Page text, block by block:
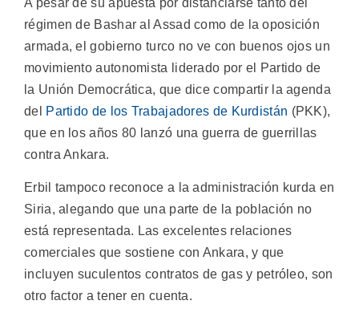
régimen de Bashar al Assad como de la oposición
armada, el gobierno turco no ve con buenos ojos un
movimiento autonomista liderado por el Partido de
la Unión Democrática, que dice compartir la agenda
del
Partido de los Trabajadores de Kurdistán (PKK),
que en los años 80 lanzó una guerra de guerrillas
contra Ankara.
Erbil tampoco reconoce a la administración kurda en
Siria, alegando que una parte de la población no
está representada. Las excelentes relaciones
comerciales que sostiene con Ankara, y que
incluyen suculentos contratos de gas y petróleo, son
otro factor a tener en cuenta.